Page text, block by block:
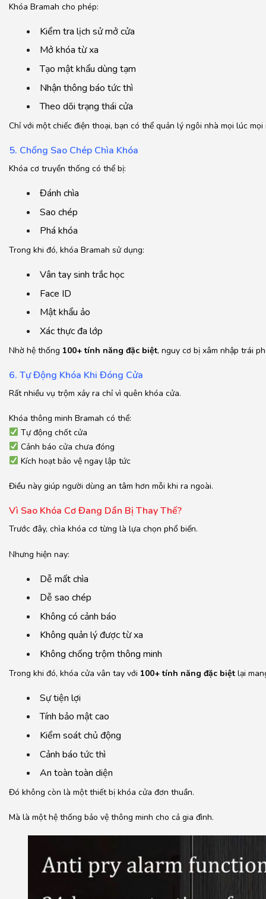
Khóa Bramah cho phép:
Kiểm tra lịch sử mở cửa
Mở khóa từ xa
Tạo mật khẩu dùng tạm
Nhận thông báo tức thì
Theo dõi trạng thái cửa
Chỉ với một chiếc điện thoại, bạn có thể quản lý ngôi nhà mọi lúc mọi
5. Chống Sao Chép Chìa Khóa
Khóa cơ truyền thống có thể bị:
Đánh chìa
Sao chép
Phá khóa
Trong khi đó, khóa Bramah sử dụng:
Vân tay sinh trắc học
Face ID
Mật khẩu ảo
Xác thực đa lớp
Nhờ hệ thống 100+ tính năng đặc biệt, nguy cơ bị xâm nhập trái
6. Tự Động Khóa Khi Đóng Cửa
Rất nhiều vụ trộm xảy ra chỉ vì quên khóa cửa.
Khóa thông minh Bramah có thể:
Tự động chốt cửa
Cảnh báo cửa chưa đóng
Kích hoạt bảo vệ ngay lập tức
Điều này giúp người dùng an tâm hơn mỗi khi ra ngoài.
Vì Sao Khóa Cơ Đang Dần Bị Thay Thế?
Trước đây, chìa khóa cơ từng là lựa chọn phổ biến.
Nhưng hiện nay:
Dễ mất chìa
Dễ sao chép
Không có cảnh báo
Không quản lý được từ xa
Không chống trộm thông minh
Trong khi đó, khóa cửa vân tay với 100+ tính năng đặc biệt lại
Sự tiện lợi
Tính bảo mật cao
Kiểm soát chủ động
Cảnh báo tức thì
An toàn toàn diện
Đó không còn là một thiết bị khóa cửa đơn thuần.
Mà là một hệ thống bảo vệ thông minh cho cả gia đình.